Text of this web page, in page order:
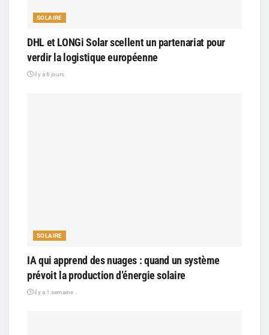
SOLAIRE
DHL et LONGi Solar scellent un partenariat pour
verdir la logistique européenne
il y a 6 jours
SOLAIRE
IA qui apprend des nuages : quand un système
prévoit la production d’énergie solaire
il y a 1 semaine